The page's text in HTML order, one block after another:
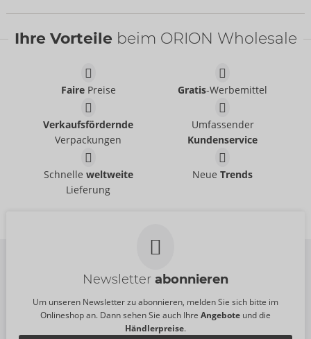
Cottelli LINGERIE- ORION Brand
22157723021
Cottelli LINGERIE- ORION Brand
22157561021
49,95 €
Cottelli LINGERIE- ORION Brand
Ihre Vorteile beim ORION Wholesale
FairePreise Gratis-Werbemittel
Verkaufsfördernde
Verpackungen
Umfassender
Kundenservice
Schnelle weltweite
Lieferung
NeueTrends
Newsletter abonnieren
Um unseren Newsletter zu abonnieren, melden Sie sich bitte im
Onlineshop an. Dann sehen Sie auch Ihre Angebote und die
Händlerpreise.